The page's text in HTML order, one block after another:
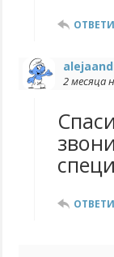
2 месяца